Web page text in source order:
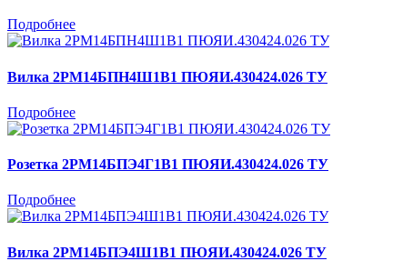
Подробнее
Вилка 2РМ14БПН4Ш1В1 ПЮЯИ.430424.026 ТУ
Подробнее
Розетка 2РМ14БПЭ4Г1В1 ПЮЯИ.430424.026 ТУ
Подробнее
Вилка 2РМ14БПЭ4Ш1В1 ПЮЯИ.430424.026 ТУ